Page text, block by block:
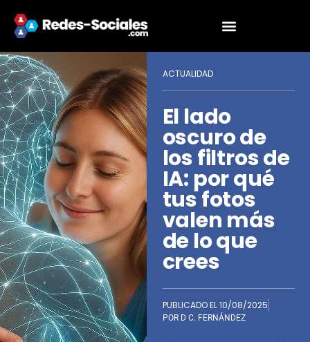
ACTUALIDAD
El lado
oscuro de
los filtros de
IA: por qué
tus fotos
valen más
de lo que
crees
PUBLICADO EL10/08/2025
POR D C. FERNÁNDEZ